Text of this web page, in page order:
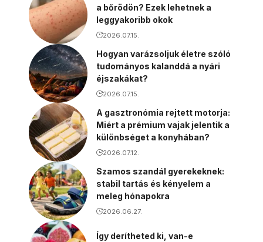
a bőrödön? Ezek lehetnek a
leggyakoribb okok
2026.07.15.
Hogyan varázsoljuk életre szóló
tudományos kalanddá a nyári
éjszakákat?
2026.07.15.
A gasztronómia rejtett motorja:
Miért a prémium vajak jelentik a
különbséget a konyhában?
2026.07.12.
Szamos szandál gyerekeknek:
stabil tartás és kényelem a
meleg hónapokra
2026.06.27.
Így derítheted ki, van-e